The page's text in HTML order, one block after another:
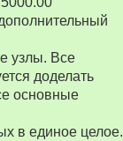
узлы. Все
доделать
основные
в единое целое.